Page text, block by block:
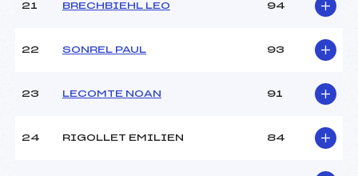
21 BRECHBIEHL LEO 94
22 SONREL PAUL 93
23 LECOMTE NOAN 91
24 RIGOLLET EMILIEN 84